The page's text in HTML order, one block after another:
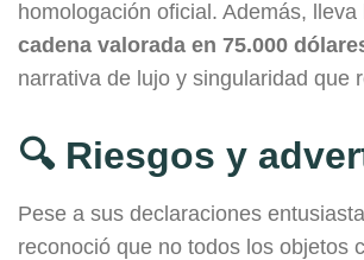
homologación oficial. Además,
cadena valorada en 75.000
narrativa de lujo y singularidad que
🔍 Riesgos y
Pese a sus declaraciones
reconoció que no todos los objetos